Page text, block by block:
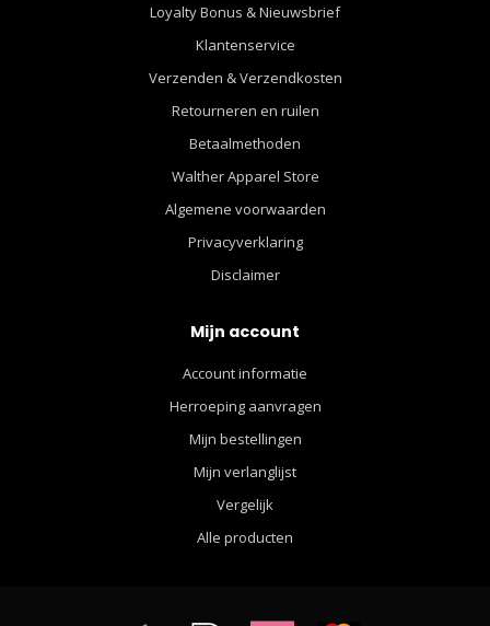
Loyalty Bonus & Nieuwsbrief
Klantenservice
Verzenden & Verzendkosten
Retourneren en ruilen
Betaalmethoden
Walther Apparel Store
Algemene voorwaarden
Privacyverklaring
Disclaimer
Mijn account
Account informatie
Herroeping aanvragen
Mijn bestellingen
Mijn verlanglijst
Vergelijk
Alle producten